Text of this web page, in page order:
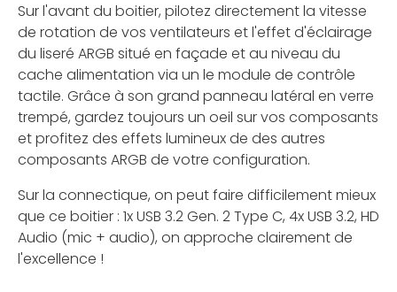
Sur l'avant du boitier, pilotez directement la vitesse
de rotation de vos ventilateurs et l'effet d'éclairage
du liseré ARGB situé en façade et au niveau du
cache alimentation via un le module de contrôle
tactile. Grâce à son grand panneau latéral en verre
trempé, gardez toujours un oeil sur vos composants
et profitez des effets lumineux de des autres
composants ARGB de votre configuration.
Sur la connectique, on peut faire difficilement mieux
que ce boitier : 1x USB 3.2 Gen. 2 Type C, 4x USB 3.2, HD
Audio (mic + audio), on approche clairement de
l'excellence !